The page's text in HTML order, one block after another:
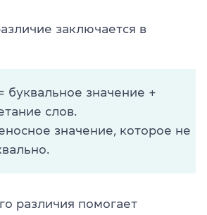
заключается в
буквальное значение +
слов.
значение, которое не
различия помогает